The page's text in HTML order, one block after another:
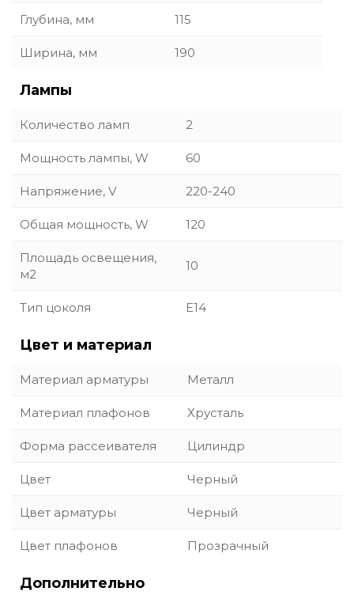
Глубина, мм 115
Ширина, мм 190
Лампы
Количество ламп 2
Мощность лампы, W 60
Напряжение, V 220-240
Общая мощность, W 120
Площадь освещения,
м2
10
Тип цоколя E14
Цвет и материал
Материал арматуры Металл
Материал плафонов Хрусталь
Форма рассеивателя Цилиндр
Цвет Черный
Цвет арматуры Черный
Цвет плафонов Прозрачный
Дополнительно